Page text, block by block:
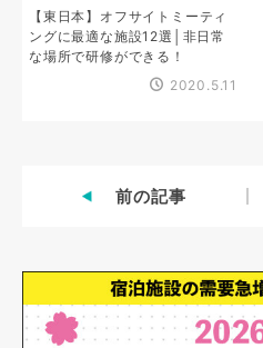
【東日本】オフサイトミーティ
ングに最適な施設12選│非日常
な場所で研修ができる！
2020.5.11
前の記事